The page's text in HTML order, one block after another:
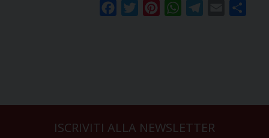
FacebookTwitterPinterestWhatsAppTelegram
Email
ISCRIVITI ALLA NEWSLETTER